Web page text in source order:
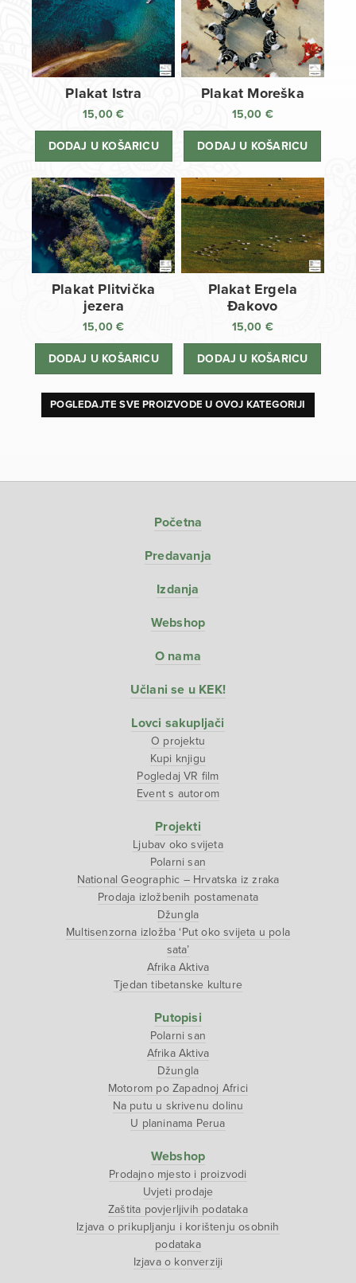
Plakat Istra
15,00€
DODAJ U KOŠARICU
Plakat Moreška
15,00 €
DODAJ U KOŠARICU
Plakat Plitvička
jezera
15,00€
DODAJ U KOŠARICU
Plakat Ergela
Đakovo
15,00 €
DODAJ U KOŠARICU
POGLEDAJTE SVE PROIZVODE U OVOJ KATEGORIJI
Početna
Predavanja
Izdanja
Webshop
O nama
Učlani se u KEK!
Lovci sakupljači
O projektu
Kupi knjigu
Pogledaj VR film
Event s autorom
Projekti
Ljubav oko svijeta
Polarni san
National Geographic – Hrvatska iz zraka
Prodaja izložbenih postamenata
Džungla
Multisenzorna izložba ‘Put oko svijeta u pola
sata’
Afrika Aktiva
Tjedan tibetanske kulture
Putopisi
Polarni san
Afrika Aktiva
Džungla
Motorom po Zapadnoj Africi
Na putu u skrivenu dolinu
U planinama Perua
Webshop
Prodajno mjesto i proizvodi
Uvjeti prodaje
Zaštita povjerljivih podataka
Izjava o prikupljanju i korištenju osobnih
podataka
Izjava o konverziji